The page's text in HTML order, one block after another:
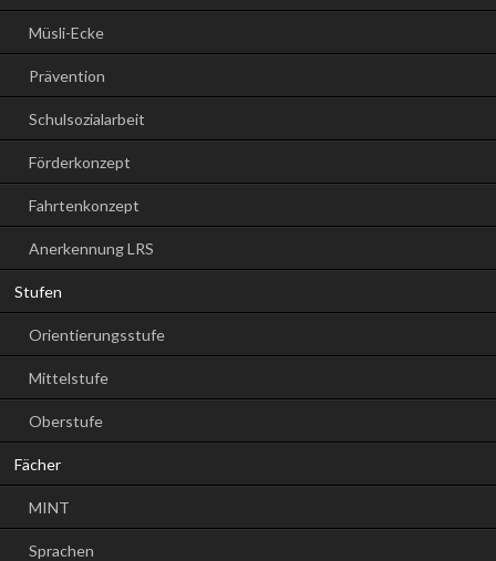
Müsli-Ecke
Prävention
Schulsozialarbeit
Förderkonzept
Fahrtenkonzept
Anerkennung LRS
Stufen
Orientierungsstufe
Mittelstufe
Oberstufe
Fächer
MINT
Sprachen